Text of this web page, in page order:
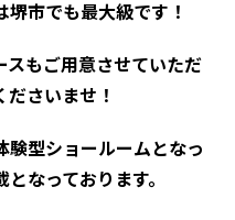
堺市でも最大級です！
スもご用意させていただ
さいませ！
験型ショールームとなっ
なっております。